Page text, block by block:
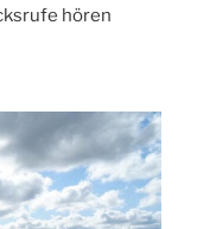
hören